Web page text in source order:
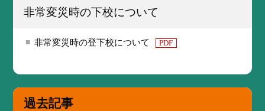
非常変災時の下校について
非常変災時の登下校について PDF
過去記事